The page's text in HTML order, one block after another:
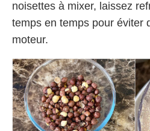
noisettes à mixer, laissez
temps en temps pour éviter
moteur.